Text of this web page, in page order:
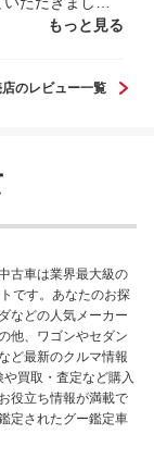
類等わかる様に
もっと見る
のレビュー一覧
古車は業界最大級の
です。あなたのお探
などの人気メーカー
他、ワゴンやセダン
ど最新のクルマ情報
買取・査定など購入
役立ち情報が満載で
定されたグー鑑定車